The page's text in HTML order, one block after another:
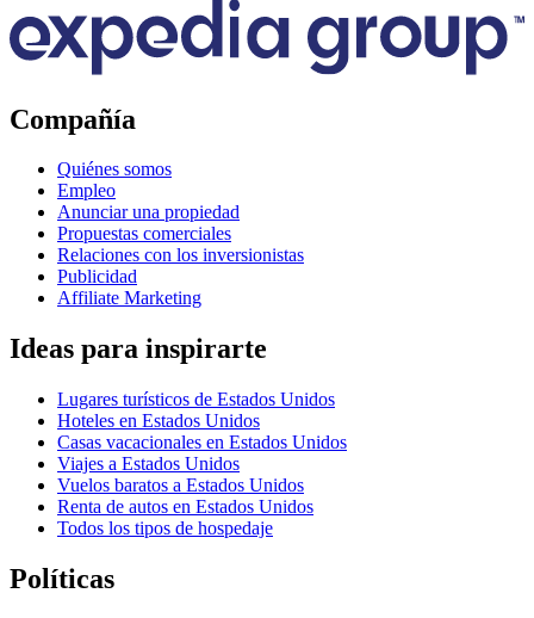
Compañía
Quiénes somos
Empleo
Anunciar una propiedad
Propuestas comerciales
Relaciones con los inversionistas
Publicidad
Affiliate Marketing
Ideas para inspirarte
Lugares turísticos de Estados Unidos
Hoteles en Estados Unidos
Casas vacacionales en Estados Unidos
Viajes a Estados Unidos
Vuelos baratos a Estados Unidos
Renta de autos en Estados Unidos
Todos los tipos de hospedaje
Políticas